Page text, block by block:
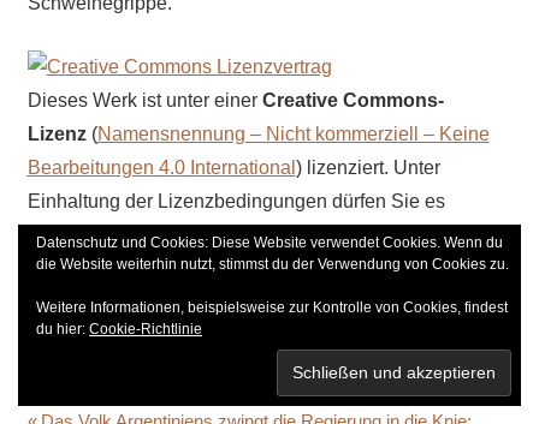
Dieses Werk ist unter einer Creative Commons-
Lizenz(Namensnennung – Nicht kommerziell – Keine
Bearbeitungen 4.0 International ) lizenziert. Unter
Einhaltung der Lizenzbedingungen dürfen Sie es
verbreiten und vervielfältigen.
teilen teilen teilen
teilen teilen teilen
ANGST
Vorheriger
Datenschutz und Cookies: Diese Website verwendet Cookies. Wenn du
die Website weiterhin nutzt, stimmst du der Verwendung von Cookies zu.
Weitere Informationen, beispielsweise zur Kontrolle von Cookies, findest
du hier: Cookie-Richtlinie